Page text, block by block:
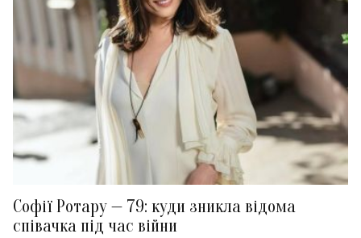
Софії Ротару — 79: куди зникла відома
співачка під час війни